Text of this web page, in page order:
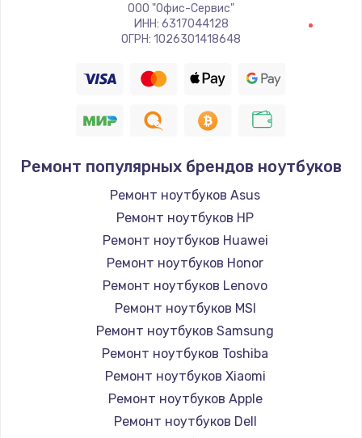
ООО "Офис-Сервис"
ИНН: 6317044128
ОГРН: 1026301418648
Ремонт популярных брендов ноутбуков
Ремонт ноутбуков Asus
Ремонт ноутбуков HP
Ремонт ноутбуков Huawei
Ремонт ноутбуков Honor
Ремонт ноутбуков Lenovo
Ремонт ноутбуков MSI
Ремонт ноутбуков Samsung
Ремонт ноутбуков Toshiba
Ремонт ноутбуков Xiaomi
Ремонт ноутбуков Apple
Ремонт ноутбуков Dell